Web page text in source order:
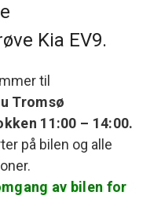
Kia EV9.
til
Tromsø
11:00 – 14:00.
på bilen og alle
av bilen for